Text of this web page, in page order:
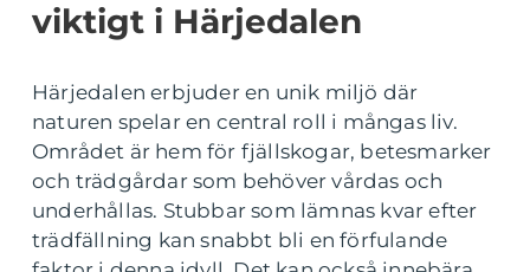
viktigt i Härjedalen
Härjedalen erbjuder en unik miljö där
naturen spelar en central roll i mångas liv.
Området är hem för fjällskogar, betesmarker
och trädgårdar som behöver vårdas och
underhållas. Stubbar som lämnas kvar efter
trädfällning kan snabbt bli en förfulande